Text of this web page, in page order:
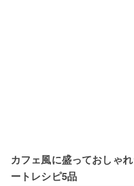
カフェ風に盛っておしゃ
ートレシピ5品